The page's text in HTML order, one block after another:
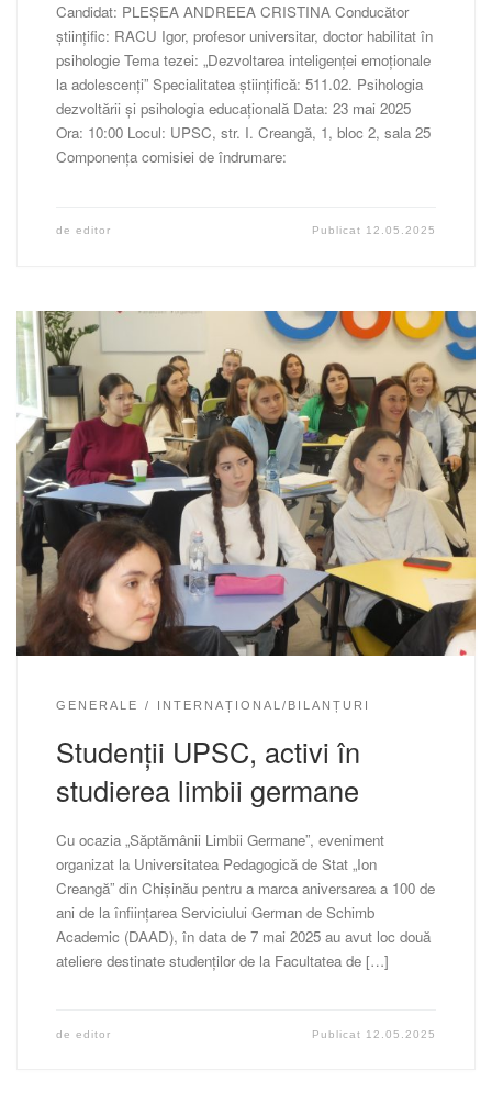
Candidat: PLEȘEA ANDREEA CRISTINA Conducător
științific: RACU Igor, profesor universitar, doctor habilitat în
psihologie Tema tezei: „Dezvoltarea inteligenței emoționale
la adolescenți” Specialitatea științifică: 511.02. Psihologia
dezvoltării și psihologia educațională Data: 23 mai 2025
Ora: 10:00 Locul: UPSC, str. I. Creangă, 1, bloc 2, sala 25
Componența comisiei de îndrumare:
de editor Publicat 12.05.2025
GENERALE INTERNAȚIONAL/BILANȚURI
Studenții UPSC, activi în
studierea limbii germane
Cu ocazia „Săptămânii Limbii Germane”, eveniment
organizat la Universitatea Pedagogică de Stat „Ion
Creangă” din Chișinău pentru a marca aniversarea a 100 de
ani de la înființarea Serviciului German de Schimb
Academic (DAAD), în data de 7 mai 2025 au avut loc două
ateliere destinate studenților de la Facultatea de […]
de editor Publicat 12.05.2025